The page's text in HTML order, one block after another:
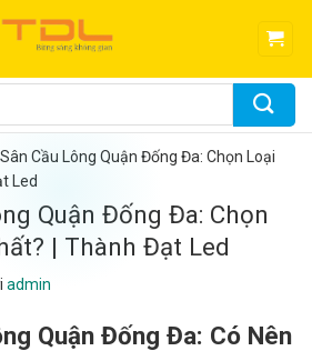
Cầu Lông Quận Đống Đa: Chọn Loại
Led
Quận Đống Đa: Chọn
| Thành Đạt Led
admin
Quận Đống Đa: Có Nên